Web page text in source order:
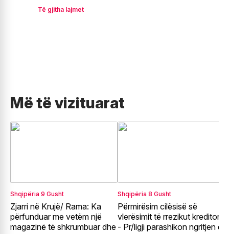
Të gjitha lajmet
Më të vizituarat
Shqipëria 9 Gusht
Zjarri në Krujë/ Rama: Ka
përfunduar me vetëm një
magazinë të shkrumbuar dhe
Shqipëria 8 Gusht
Përmirësim cilësisë së
vlerësimit të rrezikut kreditor
- Pr/ligji parashikon ngritjen e